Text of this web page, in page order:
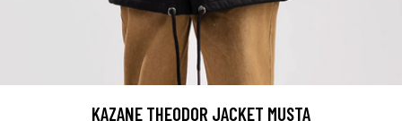
KAZANE THEODOR JACKET MUSTA